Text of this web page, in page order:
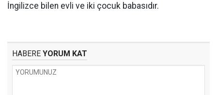
İngilizce bilen evli ve iki çocuk babasıdır.
HABERE YORUM KAT